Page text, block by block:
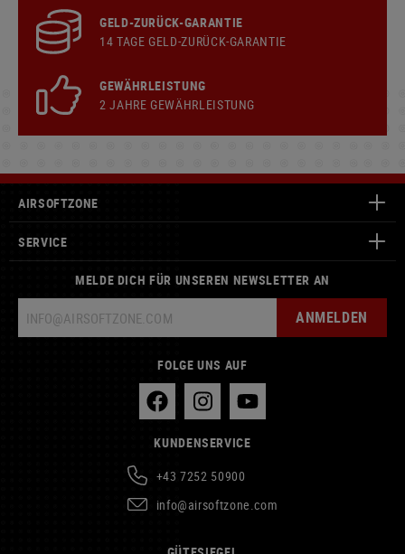
GELD-ZURÜCK-GARANTIE
14 TAGE GELD-ZURÜCK-GARANTIE
GEWÄHRLEISTUNG
2 JAHRE GEWÄHRLEISTUNG
AIRSOFTZONE
SERVICE
MELDE DICH FÜR UNSEREN NEWSLETTER AN
ANMELDEN
FOLGE UNS AUF
KUNDENSERVICE
+43 7252 50900
info@airsoftzone.com